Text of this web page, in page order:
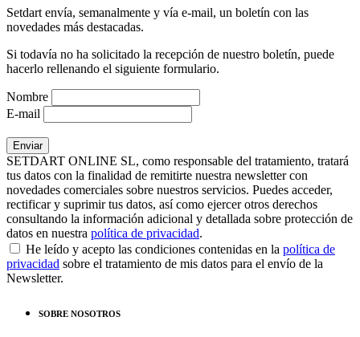
Setdart envía, semanalmente y vía e-mail, un boletín con las
novedades más destacadas.
Si todavía no ha solicitado la recepción de nuestro boletín, puede
hacerlo rellenando el siguiente formulario.
Nombre
E-mail
SETDART ONLINE SL, como responsable del tratamiento, tratará
tus datos con la finalidad de remitirte nuestra newsletter con
novedades comerciales sobre nuestros servicios. Puedes acceder,
rectificar y suprimir tus datos, así como ejercer otros derechos
consultando la información adicional y detallada sobre protección de
datos en nuestra política de privacidad.
He leído y acepto las condiciones contenidas en la política de
privacidad sobre el tratamiento de mis datos para el envío de la
Newsletter.
SOBRE NOSOTROS